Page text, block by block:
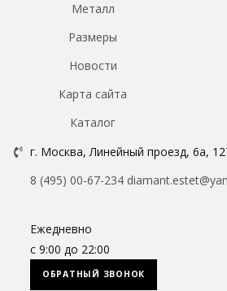
Металл
Размеры
Новости
Карта сайта
Каталог
г. Москва, Линейный проезд, 6а,
8 (495) 00-67-234
Ежедневно
с 9:00 до 22:00
ОБРАТНЫЙ ЗВОНОК